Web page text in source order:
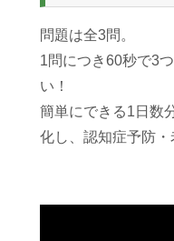
問題は全3問。
1問につき60秒で3
い！
簡単にできる1日数
化し、認知症予防